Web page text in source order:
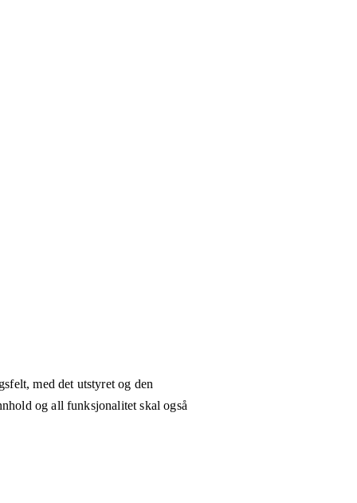
med det utstyret og den
og all funksjonalitet skal også